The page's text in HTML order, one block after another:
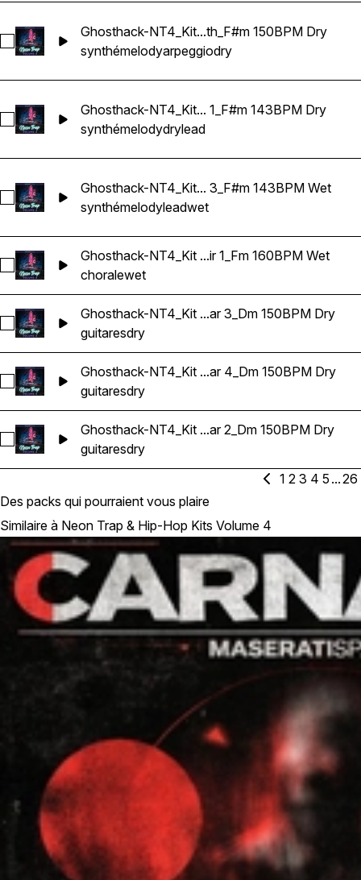
Sélectionnez Ghosthack-NT4_Kit 12_Arp Melody Synth_F#m
Ghosthack-NT4_Kit...th_F#m 150BPM Dry
synthémelodyarpeggiodry
Sélectionnez Ghosthack-NT4_Kit 15_Lead Melody 1_F#m
Ghosthack-NT4_Kit... 1_F#m 143BPM Dry
synthémelodydrylead
Sélectionnez Ghosthack-NT4_Kit 15_Lead Melody 3_F#m
Ghosthack-NT4_Kit... 3_F#m 143BPM Wet
synthémelodyleadwet
Sélectionnez Ghosthack-NT4_Kit 17_Choir 1_Fm 160BPM Wet
Ghosthack-NT4_Kit ...ir 1_Fm 160BPM Wet
choralewet
Sélectionnez Ghosthack-NT4_Kit 01_Guitar 3_Dm 150BPM
Ghosthack-NT4_Kit ...ar 3_Dm 150BPM Dry
guitaresdry
Sélectionnez Ghosthack-NT4_Kit 01_Guitar 4_Dm 150BPM
Ghosthack-NT4_Kit ...ar 4_Dm 150BPM Dry
guitaresdry
Sélectionnez Ghosthack-NT4_Kit 01_Guitar 2_Dm 150BPM
Ghosthack-NT4_Kit ...ar 2_Dm 150BPM Dry
guitaresdry
1 2 3 4 5 ...26
Des packs qui pourraient vous plaire
Similaire à Neon Trap & Hip-Hop Kits Volume 4